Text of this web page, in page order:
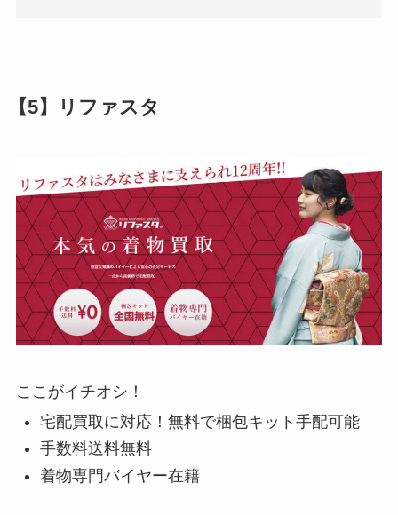
【5】リファスタ
ここがイチオシ！
宅配買取に対応！無料で梱包キット手配可能
手数料送料無料
着物専門バイヤー在籍